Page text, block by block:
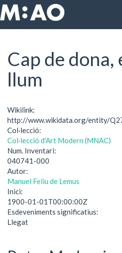
Vés al contingut
Inici Cap de dona, efecte de llum
Cap de dona,
llum
Wikilink:
http://www.wikidata.org/entity/
Col·lecció:
Col·lecció d'Art Modern (MNAC)
Num. Inventari:
040741-000
Autor:
Manuel Feliu de Lemus
Inici:
1900-01-01T00:00:00Z
Esdeveniments significatius:
Llegat